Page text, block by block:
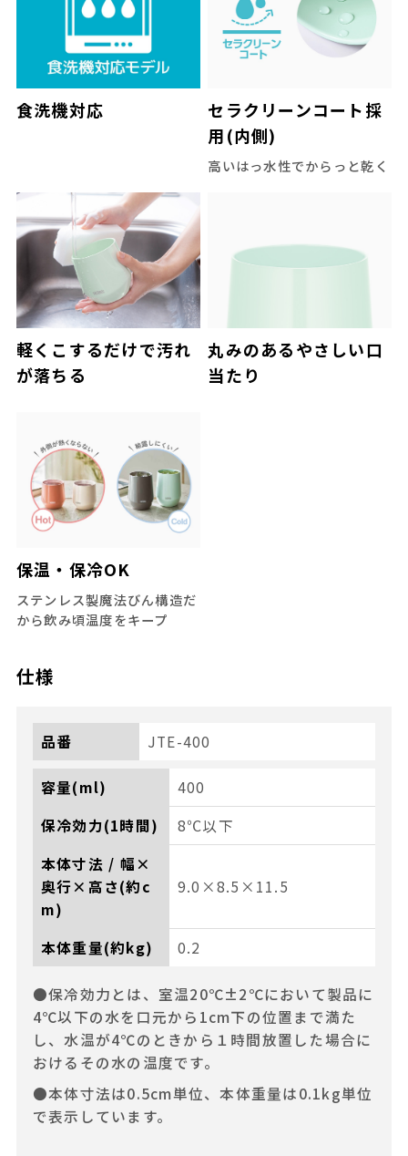
食洗機対応
セラクリーンコート採
用(内側)
高いはっ水性でからっと乾く
軽くこするだけで汚れ
が落ちる
丸みのあるやさしい口
当たり
保温・保冷OK
ステンレス製魔法びん構造だ
から飲み頃温度をキープ
仕様
品番 JTE-400
容量(ml)
400
保冷効力(1時間)
8℃以下
本体寸法 / 幅×
奥行×高さ(約c
m)
9.0×8.5×11.5
本体重量(約kg) 0.2
●保冷効力とは、室温20℃±2℃において製品に
4℃以下の水を口元から1cm下の位置まで満た
し、水温が4℃のときから１時間放置した場合に
おけるその水の温度です。
●本体寸法は0.5cm単位、本体重量は0.1kg単位
で表示しています。